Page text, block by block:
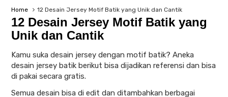
Home 12 Desain Jersey Motif Batik yang Unik dan Cantik
12 Desain Jersey Motif Batik yang
Unik dan Cantik
Kamu suka desain jersey dengan motif batik? Aneka
desain jersey batik berikut bisa dijadikan referensi dan bisa
di pakai secara gratis.
Semua desain bisa di edit dan ditambahkan berbagai